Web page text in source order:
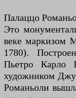
Палаццо
Это
веке маркизом
1780).
Пьетро Карло
художником
Романьоли